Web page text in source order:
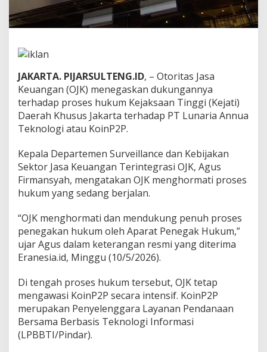
a
b
P
e
l
a
n
g
g
r
a
n
d
i
n
d
u
s
t
i
P
i
n
d
JAKARTA. PIJARSULTENG.ID, – Otoritas Jasa
Keuangan (OJK) menegaskan dukungannya
terhadap proses hukum Kejaksaan Tinggi (Kejati)
Daerah Khusus Jakarta terhadap PT Lunaria Annua
Teknologi atau KoinP2P.
Kepala Departemen Surveillance dan Kebijakan
Sektor Jasa Keuangan Terintegrasi OJK, Agus
Firmansyah, mengatakan OJK menghormati proses
hukum yang sedang berjalan.
“OJK menghormati dan mendukung penuh proses
penegakan hukum oleh Aparat Penegak Hukum,”
ujar Agus dalam keterangan resmi yang diterima
Eranesia.id, Minggu (10/5/2026).
Di tengah proses hukum tersebut, OJK tetap
mengawasi KoinP2P secara intensif. KoinP2P
merupakan Penyelenggara Layanan Pendanaan
Bersama Berbasis Teknologi Informasi
(LPBBTI/Pindar).